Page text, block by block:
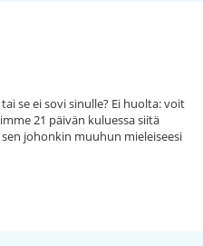
se ei sovi sinulle? Ei huolta: voit
21 päivän kuluessa siitä
johonkin muuhun mieleiseesi